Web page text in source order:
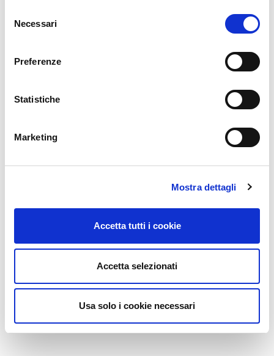
delNecessari
Preferenze
Statistiche
Marketing
Mostra dettagli
Accetta tutti i cookie
Accetta selezionati
Usa solo i cookie necessari